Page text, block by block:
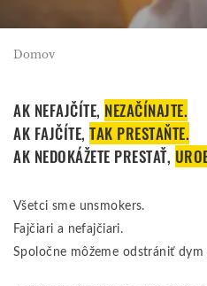
Domov
AK NEFAJČÍTE, NEZAČÍNAJTE.
AK FAJČÍTE,TAK PRESTAŇTE.
AK NEDOKÁŽETE PRESTAŤ,
Všetci sme unsmokers.
Fajčiari a nefajčiari.
Spoločne môžeme odstrániť dym